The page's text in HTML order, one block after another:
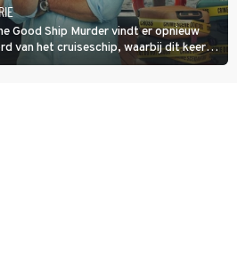
Good Ship Murder vindt er opnieuw
van het cruiseschip, waarbij dit keer
is en kapitein Marlowe de dader